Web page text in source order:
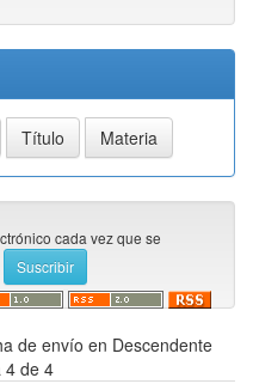
cada vez que se
de envío en Descendente
4 de 4